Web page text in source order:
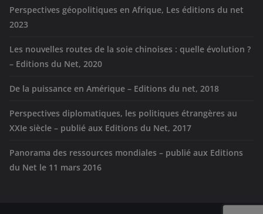
Perspectives géopolitiques en Afrique, Les éditions du net
2023
Les nouvelles routes de la soie chinoises : quelle évolution ?
– Editions du Net, 2020
De la puissance en Amérique – Editions du net, 2018
Perspectives diplomatiques, les politiques étrangères au
XXIe siècle – publié aux Editions du Net, 2017
Panorama des ressources mondiales – publié aux Editions
du Net le 11 mars 2016